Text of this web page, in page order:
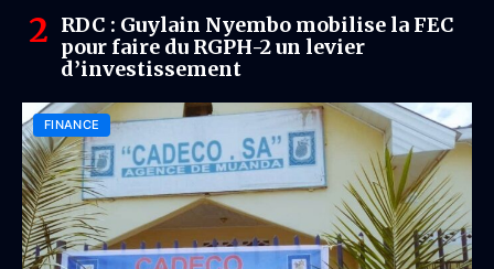
RDC : Guylain Nyembo mobilise la FEC
pour faire du RGPH-2 un levier
d’investissement
FINANCE